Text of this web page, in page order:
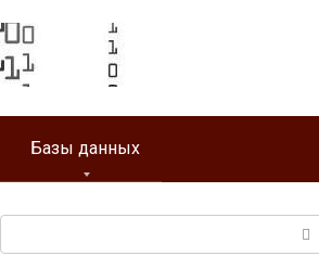
Базы данных